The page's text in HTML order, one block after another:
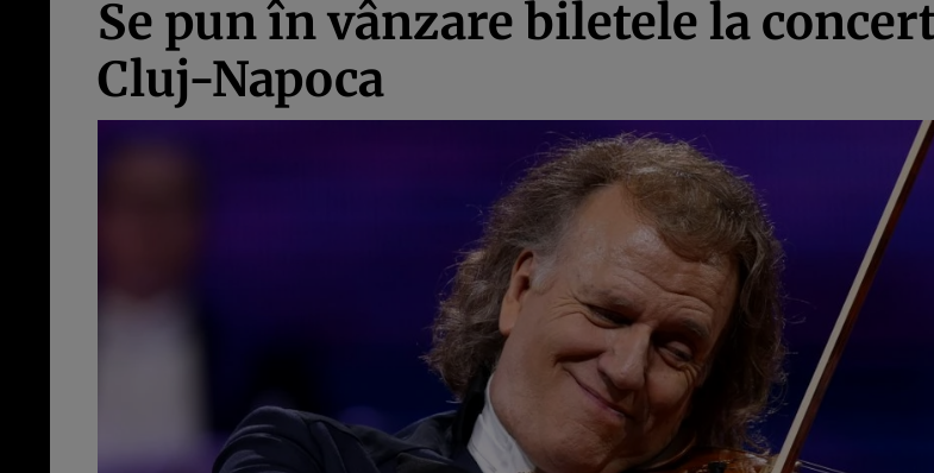
Se pun în vânzare biletele la
Cluj-Napoca